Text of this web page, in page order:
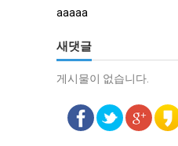
연'
토…
"큰
aaaaa
새댓글
게시물이 없습니다.